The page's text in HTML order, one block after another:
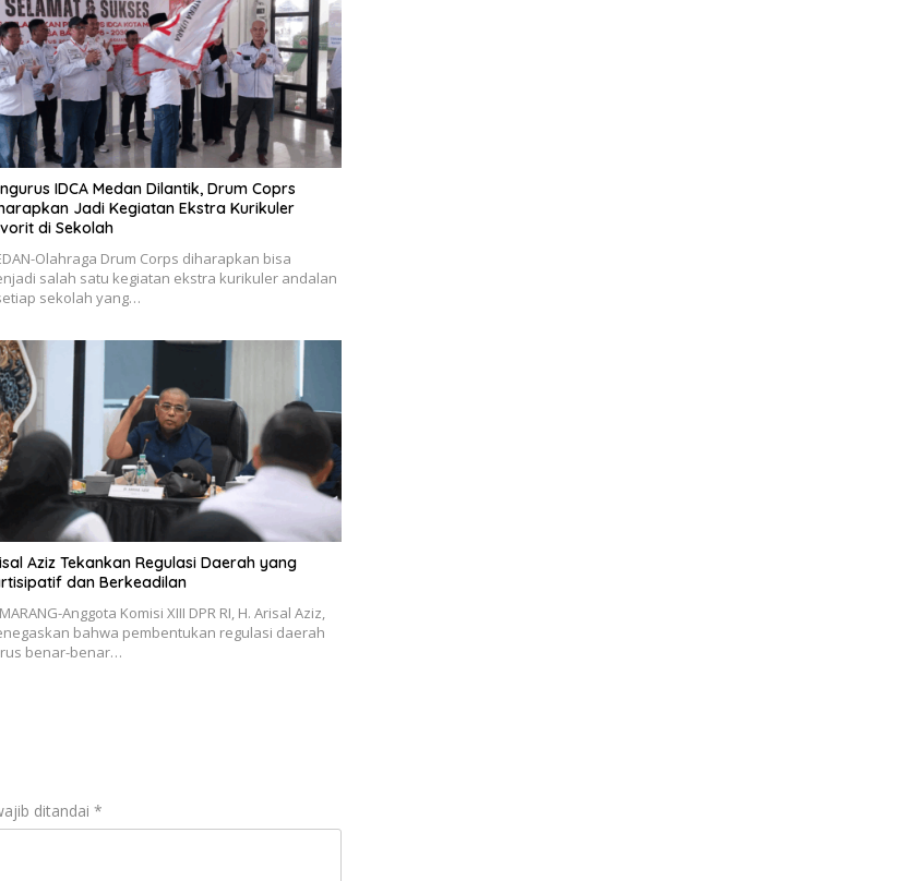
IDCA Medan Dilantik, Drum Coprs
Jadi Kegiatan Ekstra Kurikuler
di Sekolah
Olahraga Drum Corps diharapkan bisa
salah satu kegiatan ekstra kurikuler andalan
sekolah yang…
Aziz Tekankan Regulasi Daerah yang
dan Berkeadilan
Anggota Komisi XIII DPR RI, H. Arisal Aziz,
bahwa pembentukan regulasi daerah
benar-benar…
ditandai *